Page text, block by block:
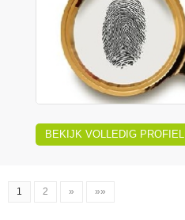
BEKIJK VOLLEDIG PROFIEL
1 2 » »»